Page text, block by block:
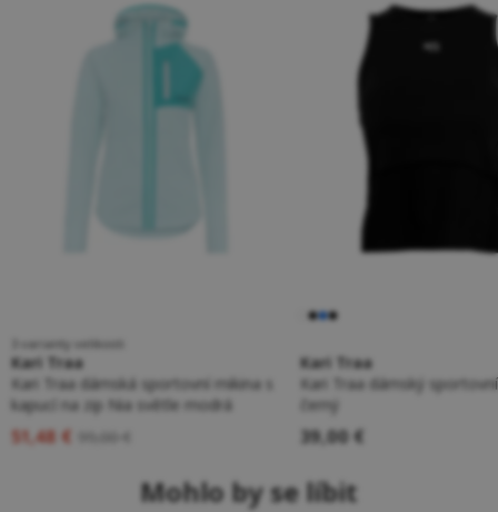
3 varianty velikosti
Kari Traa
Kari Traa dámská sportovní mikina s
kapucí na zip Nia světle modrá
51,48 €
Kari Traa
Kari Traa dámský
černý
39,00 €
Mohlo by se líbit